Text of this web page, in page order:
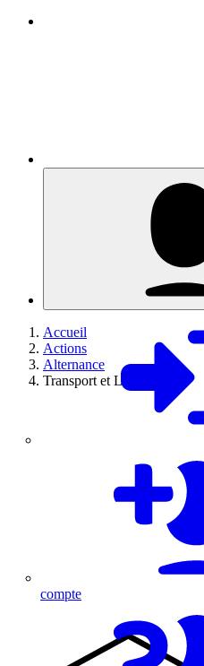
compte
Accueil
Actions
Alternance
Transport et Logistique